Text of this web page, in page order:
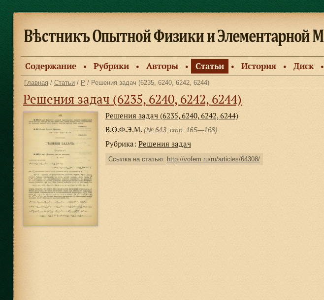
Содержание ● Рубрики ● Авторы ● Статьи ● История ● Диск ●
Главная / Статьи / Р / Решения задач (6235, 6240, 6242, 6244)
Решения задач (6235, 6240, 6242, 6244)
Решения задач (6235, 6240, 6242, 6244)
В.О.Ф.Э.М. (№ 643, стр. 165—168)
Рубрика: Решения задач
Ссылка на статью: http://vofem.ru/ru/articles/64308/